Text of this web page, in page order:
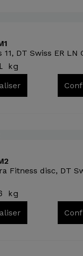
DT Swiss ER LN
kg
Fitness disc, DT
kg